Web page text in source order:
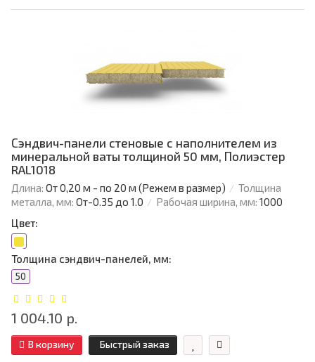
Сэндвич-панели стеновые с наполнителем из
минеральной ваты толщиной 50 мм, Полиэстер
RAL1018
Длина: От 0,20 м - по 20 м (Режем в размер)
Толщина
металла, мм: От-0.35 до 1.0 Рабочая ширина, мм: 1000
Цвет:
Толщина сэндвич-панелей, мм:
50
1 004.10 р.
В корзину Быстрый заказ